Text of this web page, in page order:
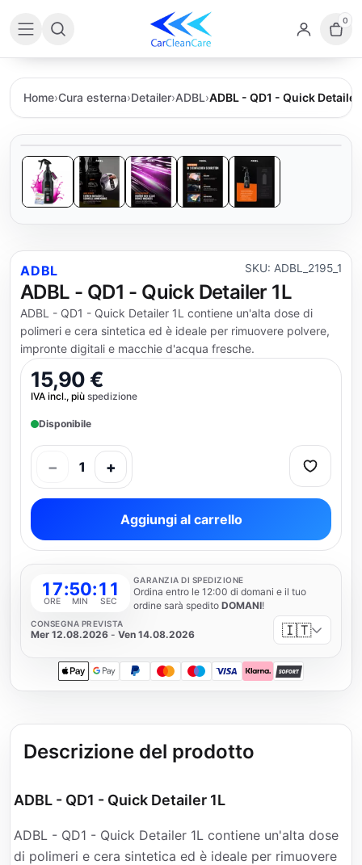
0
Home›Cura esterna›Detailer›ADBL›ADBL - QD1 - Quick Detailer
ADBL SKU: ADBL_2195_1
ADBL - QD1 - Quick Detailer 1L
ADBL - QD1 - Quick Detailer 1L contiene un'alta dose di
polimeri e cera sintetica ed è ideale per rimuovere polvere,
impronte digitali e macchie d'acqua fresche.
15,90 €
IVA incl., più spedizione
Disponibile
− 1 +
Aggiungi al carrello
17
ORE
:50
MIN
:11
SEC
GARANZIA DI SPEDIZIONE
Ordina entro le 12:00 di domani e il tuo
ordine sarà spedito DOMANI!
CONSEGNA PREVISTA
Mer 12.08.2026 - Ven 14.08.2026 🇮🇹
Apple PayGoogle Pay
PayPalMastercardMaestro
Visa KlarnaSOFORT
Descrizione del prodotto
ADBL - QD1 - Quick Detailer 1L
ADBL - QD1 - Quick Detailer 1L contiene un'alta dose
di polimeri e cera sintetica ed è ideale per rimuovere